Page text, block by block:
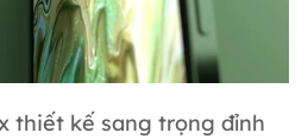
thiết kế sang trọng đỉnh